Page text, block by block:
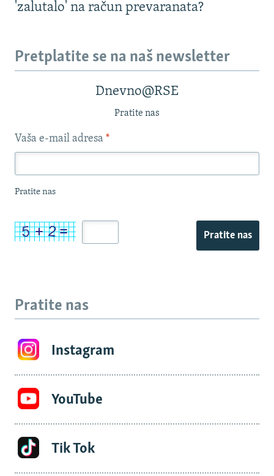
'zalutalo' na račun prevaranata?
Pretplatite se na naš newsletter
Dnevno@RSE
Pratite nas
Vaša e-mail adresa *
Pratite nas
Pratite nas
Pratite nas
Instagram
YouTube
Tik Tok